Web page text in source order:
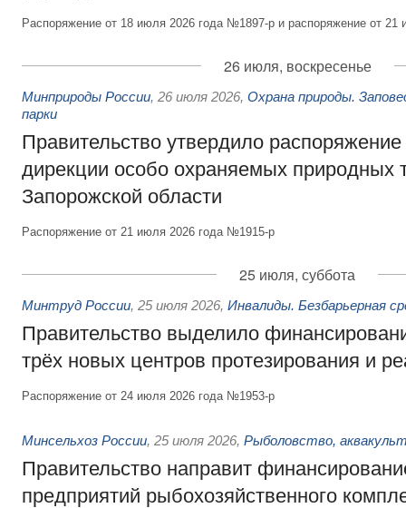
Распоряжение от 18 июля 2026 года №1897-р и распоряжение от
26 июля, воскресенье
Минприроды России, 26 июля 2026, Охрана природы.
парки
Правительство утвердило
дирекции особо охраняемых природных
Запорожской области
Распоряжение от 21 июля 2026 года №1915-р
25 июля, суббота
Минтруд России, 25 июля 2026, Инвалиды. Безбарьерная
Правительство выделило
трёх новых центров протезирования и
Распоряжение от 24 июля 2026 года №1953-р
Минсельхоз России, 25 июля 2026, Рыболовство,
Правительство направит
предприятий рыбохозяйственного